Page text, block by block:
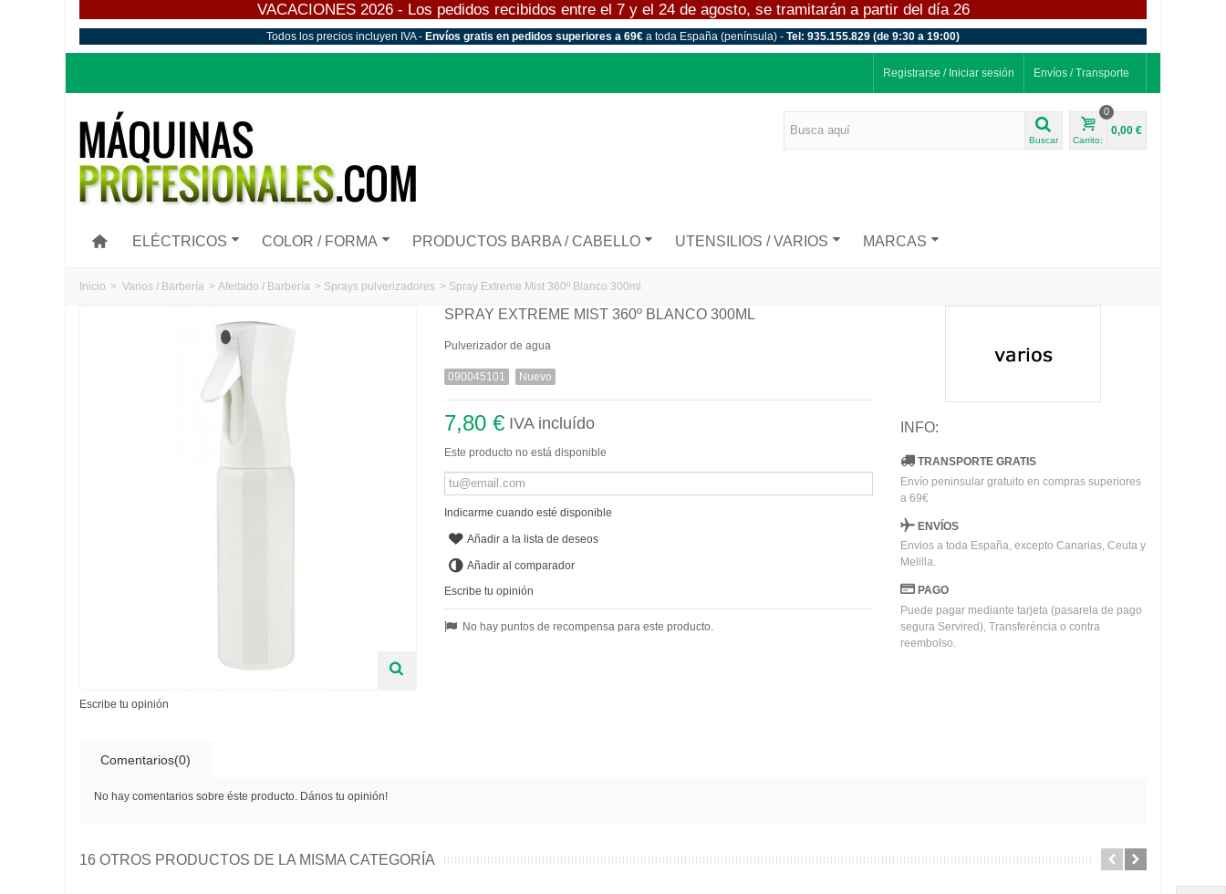
VACACIONES 2026 - Los pedidos recibidos entre el 7 y el 24 de agosto, se tramitarán a partir del día 26
Todos los precios incluyen IVA - Envíos gratis en pedidos superiores a 69€ a toda España (península) - Tel: 935.155.829 (de 9:30 a 19:00)
Envíos / Transporte
Registrarse / Iniciar sesión
Buscar Carrito:
0
0,00 €
ELÉCTRICOS COLOR / FORMA PRODUCTOS BARBA / CABELLO UTENSILIOS / VARIOS MARCAS
Inicio > Varios / Barbería > Afeitado / Barbería > Sprays pulverizadores > Spray Extreme Mist 360º Blanco 300ml
Escribe tu opinión
SPRAY EXTREME MIST 360º BLANCO 300ML
Pulverizador de agua
090045101 Nuevo
7,80 € IVA incluído
Este producto no está disponible
Indicarme cuando esté disponible
Añadir a la lista de deseos
Añadir al comparador
Escribe tu opinión
No hay puntos de recompensa para este producto.
INFO:
TRANSPORTE GRATIS
Envío peninsular gratuito en compras superiores
a 69€
ENVÍOS
Envios a toda España, excepto Canarias, Ceuta y
Melilla.
PAGO
Puede pagar mediante tarjeta (pasarela de pago
segura Servired), Transferéncia o contra
reembolso.
Comentarios(0)
No hay comentarios sobre éste producto. Dános tu opinión!
16 OTROS PRODUCTOS DE LA MISMA CATEGORÍA